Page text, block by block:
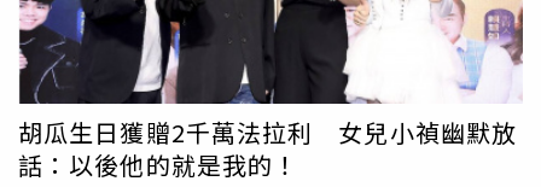
力非常強；現在更知道巫啟賢燒得一手好菜。有趣的是，巫
啟賢出道上的第一個綜藝節目，並不是胡瓜主持的，他說：
「我當新人出道的時候很難上電視，後來歌曲在電台進了排
行榜，才有機會上電視節目，第一個節目就是小燕姐主持的
《週末派》。」讓他印象深刻的是：「我打扮好了去，結果
出場的時候，被製作單位打扮成一支紅酒瓶，這就是我出道
胡瓜生日獲贈2千萬法拉利 女兒小禎幽默放
話：以後他的就是我的！